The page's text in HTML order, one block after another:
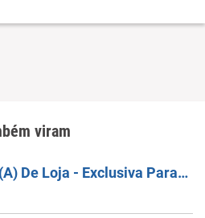
viram
Operador(A) De Loja - Exclusiva Para Pessoas Com Deficiência - Ribeirão Preto